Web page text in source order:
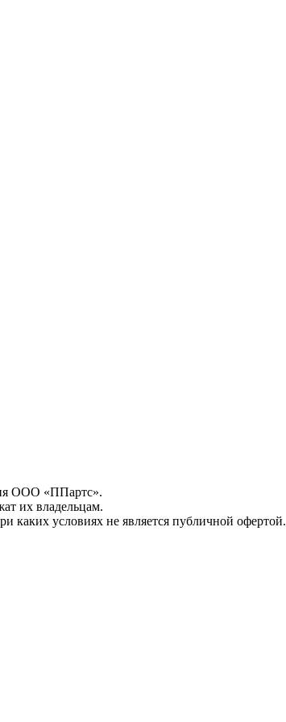
ООО «ППартс».
их владельцам.
каких условиях не является публичной офертой.